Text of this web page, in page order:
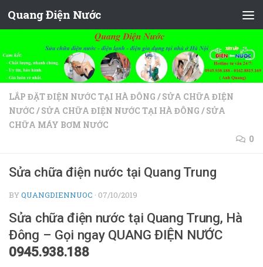
Skip to content
Quang Điện Nước
LẮP ĐẶT ĐIỆN NƯỚC TẠI HÀ ĐÔNG / SỬA CHỮA ĐIỆN
NƯỚC / SỬA CHỮA ĐIỆN NƯỚC TẠI HÀ ĐÔNG / SỬA
CHỮA MÁY BƠM NƯỚC
0
Sửa chữa điện nước tại Quang Trung
BYQUANGDIENNUOC · 07/10/2019
Sửa chữa điện nước tại Quang Trung, Hà
Đông – Gọi ngay QUANG ĐIỆN NƯỚC
0945.938.188